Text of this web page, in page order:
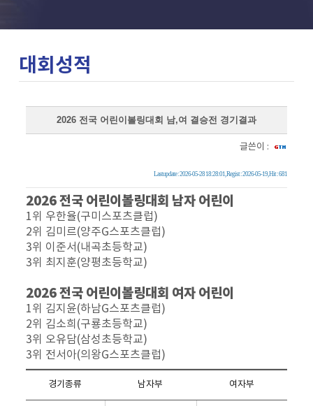
대회성적
2026 전국 어린이볼링대회 남,여 결승전 경기결과
글쓴이 :
Lastupdate : 2026-05-28 18:28:01, Regist : 2026-05-19, Hit : 681
2026 전국 어린이볼링대회 남자 어린이
1위 우한율(구미스포츠클럽)
2위 김미르(양주G스포츠클럽)
3위 이준서(내곡초등학교)
3위 최지훈(양평초등학교)
2026 전국 어린이볼링대회 여자 어린이
1위 김지윤(하남G스포츠클럽)
2위 김소희(구룡초등학교)
3위 오유담(삼성초등학교)
3위 전서아(의왕G스포츠클럽)
경기종류 남자부 여자부